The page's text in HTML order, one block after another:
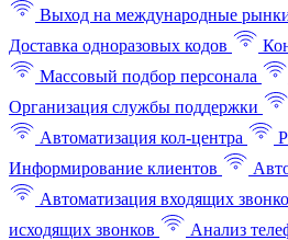
Выход на международные
Доставка одноразовых кодов
Массовый подбор персонала
Организация службы поддержки
Автоматизация кол-центра
Информирование клиентов
Автоматизация входящих
исходящих звонков
Анализ